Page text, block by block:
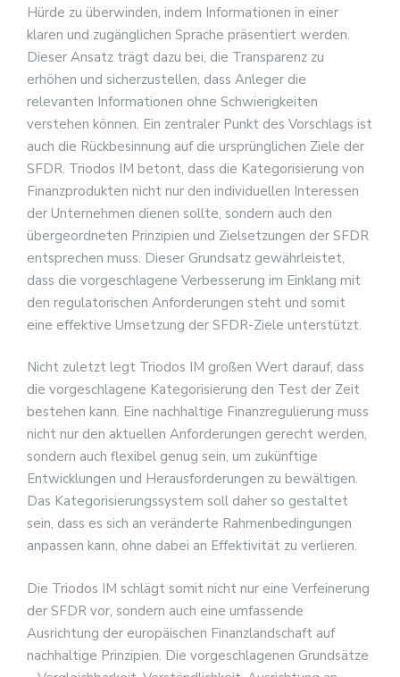
Hürde zu überwinden, indem Informationen in einer
klaren und zugänglichen Sprache präsentiert werden.
Dieser Ansatz trägt dazu bei, die Transparenz zu
erhöhen und sicherzustellen, dass Anleger die
relevanten Informationen ohne Schwierigkeiten
verstehen können. Ein zentraler Punkt des Vorschlags ist
auch die Rückbesinnung auf die ursprünglichen Ziele der
SFDR. Triodos IM betont, dass die Kategorisierung von
Finanzprodukten nicht nur den individuellen Interessen
der Unternehmen dienen sollte, sondern auch den
übergeordneten Prinzipien und Zielsetzungen der SFDR
entsprechen muss. Dieser Grundsatz gewährleistet,
dass die vorgeschlagene Verbesserung im Einklang mit
den regulatorischen Anforderungen steht und somit
eine effektive Umsetzung der SFDR-Ziele unterstützt.
Nicht zuletzt legt Triodos IM großen Wert darauf, dass
die vorgeschlagene Kategorisierung den Test der Zeit
bestehen kann. Eine nachhaltige Finanzregulierung muss
nicht nur den aktuellen Anforderungen gerecht werden,
sondern auch flexibel genug sein, um zukünftige
Entwicklungen und Herausforderungen zu bewältigen.
Das Kategorisierungssystem soll daher so gestaltet
sein, dass es sich an veränderte Rahmenbedingungen
anpassen kann, ohne dabei an Effektivität zu verlieren.
Die Triodos IM schlägt somit nicht nur eine Verfeinerung
der SFDR vor, sondern auch eine umfassende
Ausrichtung der europäischen Finanzlandschaft auf
nachhaltige Prinzipien. Die vorgeschlagenen Grundsätze